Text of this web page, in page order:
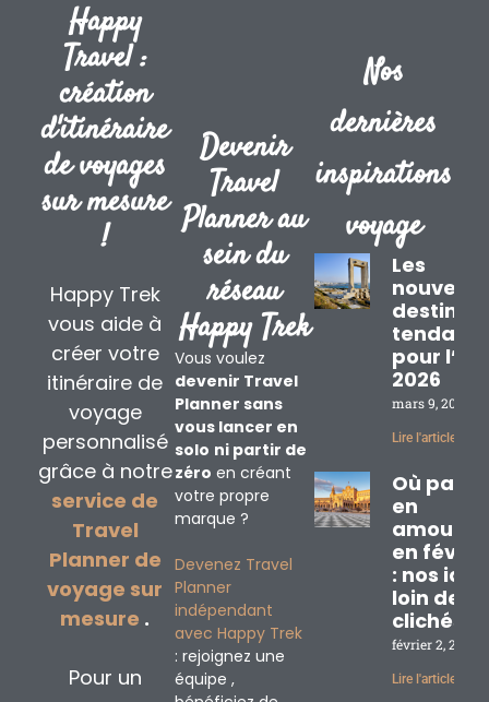
Happy
Travel :
création
d'itinéraire
de voyages
sur mesure
!
Happy Trek
vous aide à
créer votre
itinéraire de
voyage
personnalisé
grâce à notre
service de
Travel
Planner de
voyage sur
mesure .
Pour un
Devenir
Travel
Planner au
sein du
réseau
Happy Trek
Vous voulez
devenir Travel
Planner sans
vous lancer en
solo ni partir de
zéro en créant
votre propre
marque ?
Devenez Travel
Planner
indépendant
avec Happy Trek
: rejoignez une
équipe ,
Nos
dernières
inspirations
voyage
Les
pour
2026
mars 9, 2026
Lire l'article »
Où partir
en
en
: nos
loin des
clichés
février 2, 2026
Lire l'article »